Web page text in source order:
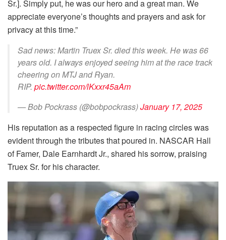
Sr.]. Simply put, he was our hero and a great man. We
appreciate everyone’s thoughts and prayers and ask for
privacy at this time.”
Sad news: Martin Truex Sr. died this week. He was 66
years old. I always enjoyed seeing him at the race track
cheering on MTJ and Ryan.
RIP. pic.twitter.com/lKxxr45aAm
— Bob Pockrass (@bobpockrass)January 17, 2025
His reputation as a respected figure in racing circles was
evident through the tributes that poured in. NASCAR Hall
of Famer, Dale Earnhardt Jr., shared his sorrow, praising
Truex Sr. for his character.